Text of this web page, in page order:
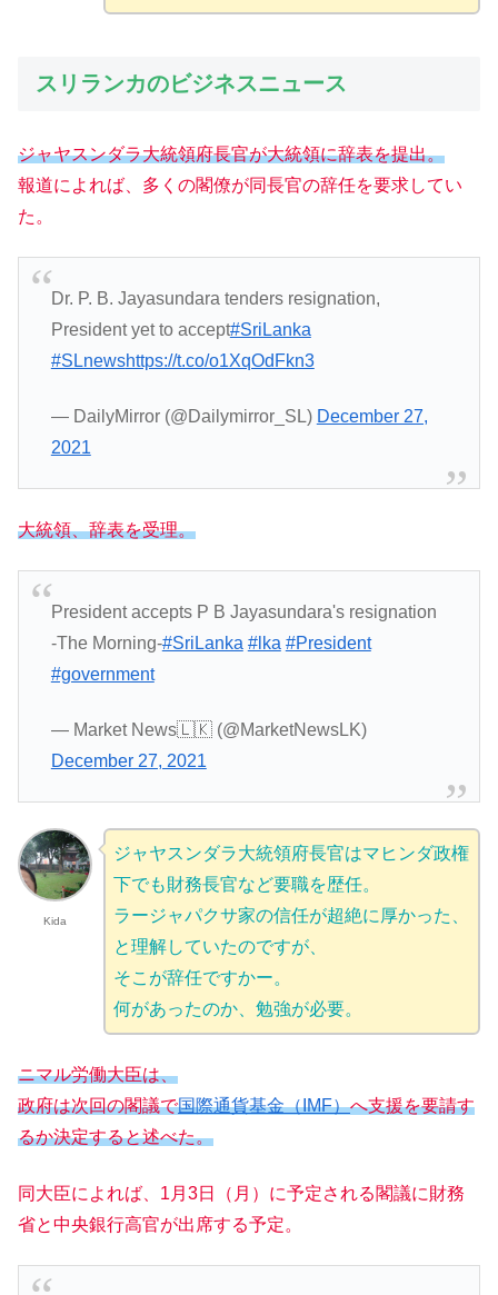
スリランカのビジネスニュース
ジャヤスンダラ大統領府長官が大統領に辞表を提出。
報道によれば、多くの閣僚が同長官の辞任を要求してい
た。
Dr. P. B. Jayasundara tenders resignation,
President yet to accept#SriLanka
#SLnewshttps://t.co/o1XqOdFkn3
— DailyMirror (@Dailymirror_SL) December 27,
2021
大統領、辞表を受理。
President accepts P B Jayasundara's resignation
-The Morning-#SriLanka #lka #President
#government
— Market News🇱🇰 (@MarketNewsLK)
December 27, 2021
Kida
ジャヤスンダラ大統領府長官はマヒンダ政権
下でも財務長官など要職を歴任。
ラージャパクサ家の信任が超絶に厚かった、
と理解していたのですが、
そこが辞任ですかー。
何があったのか、勉強が必要。
ニマル労働大臣は、
政府は次回の閣議で国際通貨基金（IMF）へ支援を要請す
るか決定すると述べた。
同大臣によれば、1月3日（月）に予定される閣議に財務
省と中央銀行高官が出席する予定。